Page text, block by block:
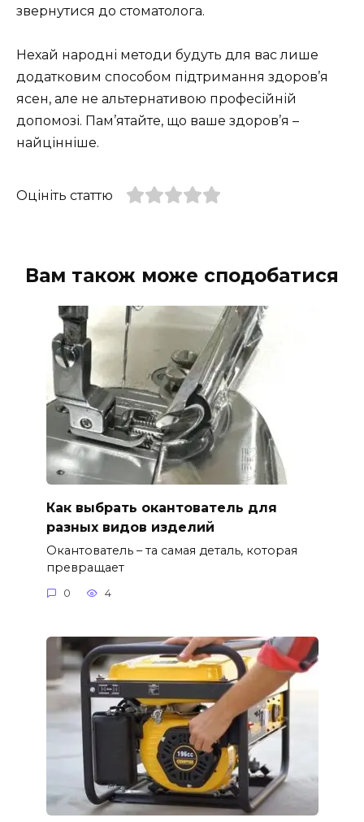
звернутися до стоматолога.
Нехай народні методи будуть для вас лише
додатковим способом підтримання здоров’я
ясен, але не альтернативою професійній
допомозі. Пам’ятайте, що ваше здоров’я –
найцінніше.
Оцініть статтю
Вам також може сподобатися
Как выбрать окантователь для
разных видов изделий
Окантователь – та самая деталь, которая
превращает
0 4